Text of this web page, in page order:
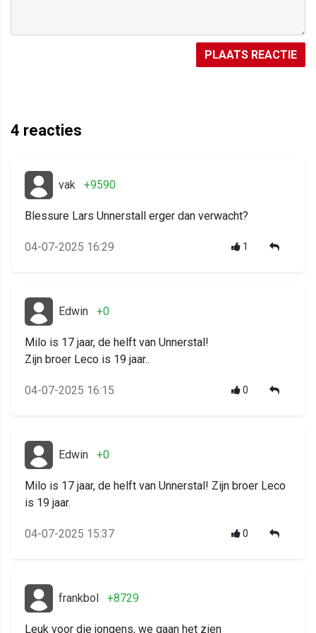
PLAATS REACTIE
4 reacties
vak +9590
Blessure Lars Unnerstall erger dan verwacht?
04-07-2025 16:29 1
Edwin +0
Milo is 17 jaar, de helft van Unnerstal!
Zijn broer Leco is 19 jaar..
04-07-2025 16:15 0
Edwin +0
Milo is 17 jaar, de helft van Unnerstal! Zijn broer Leco
is 19 jaar.
04-07-2025 15:37 0
frankbol +8729
Leuk voor die jongens, we gaan het zien